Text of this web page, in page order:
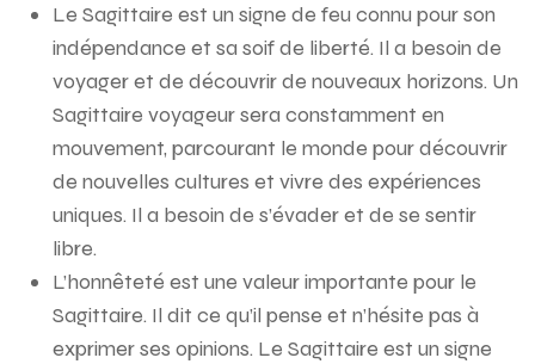
Le Sagittaire est un signe de feu connu pour son
indépendance et sa soif de liberté. Il a besoin de
voyager et de découvrir de nouveaux horizons. Un
Sagittaire voyageur sera constamment en
mouvement, parcourant le monde pour découvrir
de nouvelles cultures et vivre des expériences
uniques. Il a besoin de s’évader et de se sentir
libre.
L’honnêteté est une valeur importante pour le
Sagittaire. Il dit ce qu’il pense et n’hésite pas à
exprimer ses opinions. Le Sagittaire est un signe